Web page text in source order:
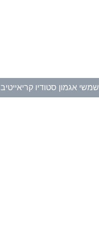
שמשי אגמון סטודיו קריאייטיב